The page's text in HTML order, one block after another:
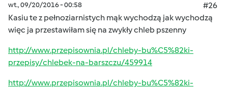
wt., 09/20/2016 - 00:58
#26
Kasiu te z pełnoziarnistych mąk wychodzą jak wychodzą
więc ja przestawiłam się na zwykły chleb pszenny
http://www.przepisownia.pl/chleby-bu%C5%82ki-
przepisy/chlebek-na-barszczu/459914
http://www.przepisownia.pl/chleby-bu%C5%82ki-